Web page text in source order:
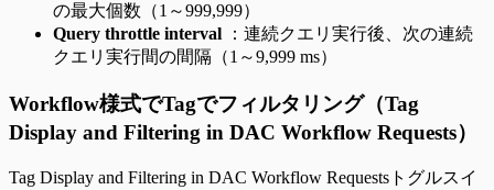
の最大個数（1～999,999）
Query throttle interval ：連続クエリ実行後、次の連続
クエリ実行間の間隔（1～9,999 ms）
Workflow様式でTagでフィルタリング（Tag
Display and Filtering in DAC Workflow Requests）
Tag Display and Filtering in DAC Workflow Requestsトグルスイ